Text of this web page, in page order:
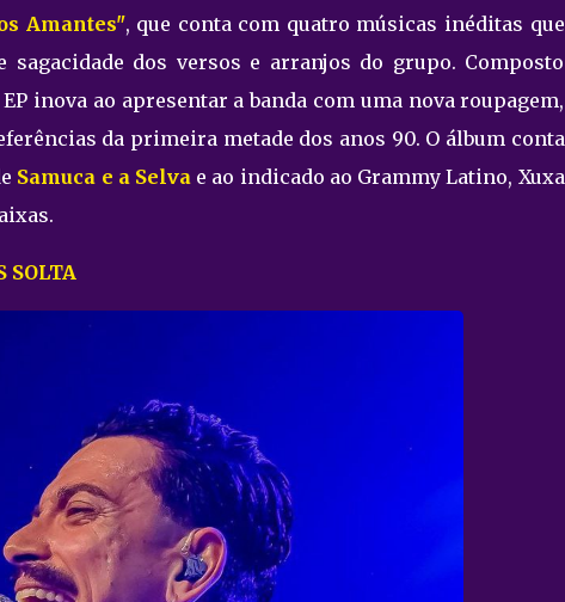
Amantes", que conta com quatro músicas inéditas que
dos versos e arranjos do grupo. Composto
inova ao apresentar a banda com uma nova roupagem,
da primeira metade dos anos 90. O álbum conta
Samuca e a Selva e ao indicado ao Grammy Latino, Xuxa
SOLTA